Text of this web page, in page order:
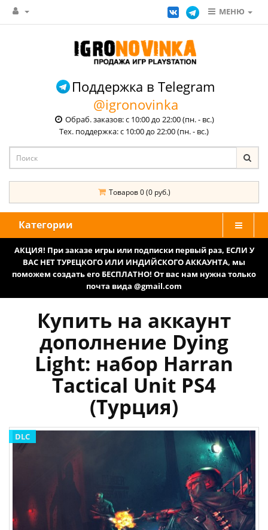
МЕНЮ
Поддержка в Telegram
@igronovinka
Обраб. заказов: с 10:00 до 22:00 (пн. - вс.)
Тех. поддержка: с 10:00 до 22:00 (пн. - вс.)
Товаров 0 (0 руб.)
Категории
АКЦИЯ! При заказе игры или подписки первый раз, ЕСЛИ У
ВАС НЕТ ТУРЕЦКОГО ИЛИ ИНДИЙСКОГО АККАУНТА, мы
поможем создать его БЕСПЛАТНО! От вас нам нужна только
почта вида @gmail.com
Купить на аккаунт
дополнение Dying
Light: набор Harran
Tactical Unit PS4
(Турция)
DLC